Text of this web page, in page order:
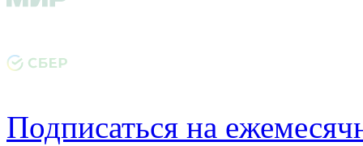
Подписаться на